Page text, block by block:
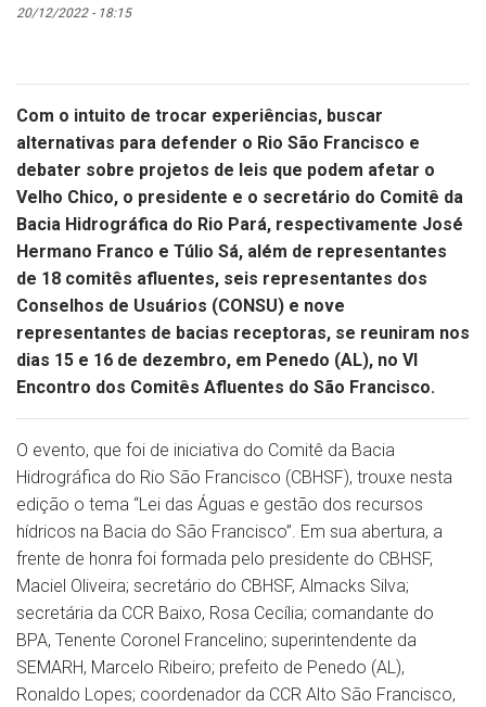
20/12/2022 - 18:15
Com o intuito de trocar experiências, buscar
alternativas para defender o Rio São Francisco e
debater sobre projetos de leis que podem afetar o
Velho Chico, o presidente e o secretário do Comitê da
Bacia Hidrográfica do Rio Pará, respectivamente José
Hermano Franco e Túlio Sá, além de representantes
de 18 comitês afluentes, seis representantes dos
Conselhos de Usuários (CONSU) e nove
representantes de bacias receptoras, se reuniram nos
dias 15 e 16 de dezembro, em Penedo (AL), no VI
Encontro dos Comitês Afluentes do São Francisco.
O evento, que foi de iniciativa do Comitê da Bacia
Hidrográfica do Rio São Francisco (CBHSF), trouxe nesta
edição o tema “Lei das Águas e gestão dos recursos
hídricos na Bacia do São Francisco”. Em sua abertura, a
frente de honra foi formada pelo presidente do CBHSF,
Maciel Oliveira; secretário do CBHSF, Almacks Silva;
secretária da CCR Baixo, Rosa Cecília; comandante do
BPA, Tenente Coronel Francelino; superintendente da
SEMARH, Marcelo Ribeiro; prefeito de Penedo (AL),
Ronaldo Lopes; coordenador da CCR Alto São Francisco,